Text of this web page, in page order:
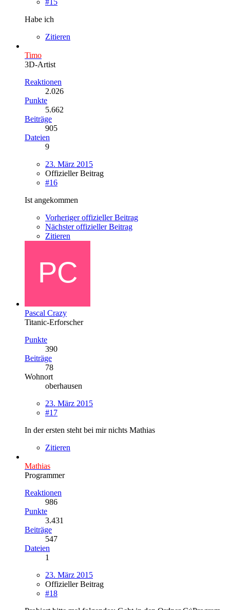
Habe ich
Zitieren
Timo
3D-Artist
Reaktionen
2.026
Punkte
5.662
Beiträge
905
Dateien
9
23. März 2015
Offizieller Beitrag
#16
Ist angekommen
Vorheriger offizieller Beitrag
Nächster offizieller Beitrag
Zitieren
Pascal Crazy
Titanic-Erforscher
Punkte
390
Beiträge
78
Wohnort
oberhausen
23. März 2015
#17
In der ersten steht bei mir nichts Mathias
Zitieren
Mathias
Programmer
Reaktionen
986
Punkte
3.431
Beiträge
547
Dateien
1
23. März 2015
Offizieller Beitrag
#18